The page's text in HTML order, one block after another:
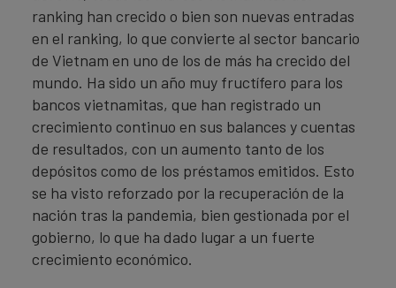
ranking han crecido o bien son nuevas entradas
en el ranking, lo que convierte al sector bancario
de Vietnam en uno de los de más ha crecido del
mundo. Ha sido un año muy fructífero para los
bancos vietnamitas, que han registrado un
crecimiento continuo en sus balances y cuentas
de resultados, con un aumento tanto de los
depósitos como de los préstamos emitidos. Esto
se ha visto reforzado por la recuperación de la
nación tras la pandemia, bien gestionada por el
gobierno, lo que ha dado lugar a un fuerte
crecimiento económico.